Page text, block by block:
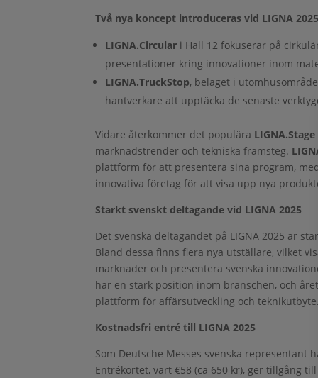
Två nya koncept introduceras vid LIGNA 2025
LIGNA.Circular i Hall 12 fokuserar på
presentationer kring innovationer inom
LIGNA.TruckStop, beläget i
hantverkare att upptäcka de senaste
Vidare återkommer det populära LIGNA.Stage
marknadstrender och tekniska framsteg.
plattform för att presentera sina program,
innovativa företag för att visa upp nya
Starkt svenskt deltagande vid LIGNA 2025
Det svenska deltagandet på LIGNA 2025 är
Bland dessa finns flera nya utställare, vilket
marknader och presentera svenska
har en stark position inom branschen, och
plattform för affärsutveckling och teknikutbyte.
Kostnadsfri entré till LIGNA 2025
Som Deutsche Messes svenska representant
Entrékortet, värt €58 (ca 650 kr), ger tillgång